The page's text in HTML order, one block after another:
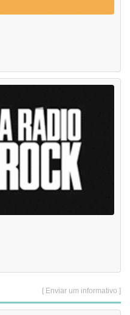
[ Enviar um informativo ]